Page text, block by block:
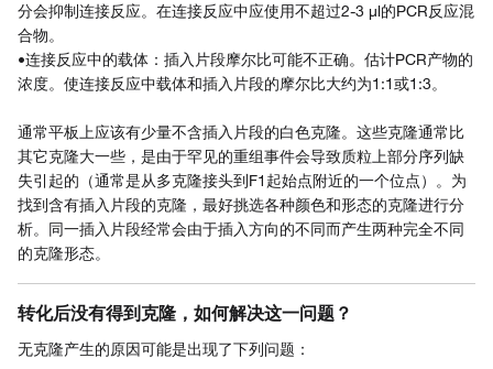
分会抑制连接反应。在连接反应中应使用不超过2-3 μl的PCR反应混
合物。
•连接反应中的载体：插入片段摩尔比可能不正确。估计PCR产物的
浓度。使连接反应中载体和插入片段的摩尔比大约为1:1或1:3。
通常平板上应该有少量不含插入片段的白色克隆。这些克隆通常比
其它克隆大一些，是由于罕见的重组事件会导致质粒上部分序列缺
失引起的（通常是从多克隆接头到F1起始点附近的一个位点）。为
找到含有插入片段的克隆，最好挑选各种颜色和形态的克隆进行分
析。同一插入片段经常会由于插入方向的不同而产生两种完全不同
的克隆形态。
转化后没有得到克隆，如何解决这一问题？
无克隆产生的原因可能是出现了下列问题：